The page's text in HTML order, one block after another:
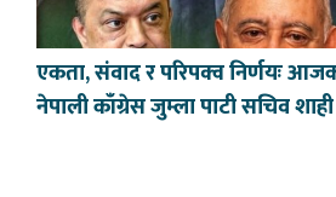
एकता, संवाद र परिपक्व निर्णयः
नेपाली काँग्रेस जुम्ला पाटी सचिव शाही